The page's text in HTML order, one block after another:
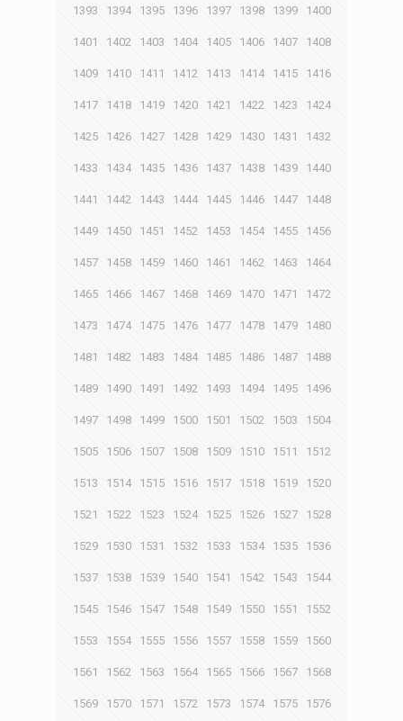
1393 1394 1395 1396 1397 1398 1399 1400
1401 1402 1403 1404 1405 1406 1407 1408
1409 1410 1411 1412 1413 1414 1415 1416
1417 1418 1419 1420 1421 1422 1423 1424
1425 1426 1427 1428 1429 1430 1431 1432
1433 1434 1435 1436 1437 1438 1439 1440
1441 1442 1443 1444 1445 1446 1447 1448
1449 1450 1451 1452 1453 1454 1455 1456
1457 1458 1459 1460 1461 1462 1463 1464
1465 1466 1467 1468 1469 1470 1471 1472
1473 1474 1475 1476 1477 1478 1479 1480
1481 1482 1483 1484 1485 1486 1487 1488
1489 1490 1491 1492 1493 1494 1495 1496
1497 1498 1499 1500 1501 1502 1503 1504
1505 1506 1507 1508 1509 1510 1511 1512
1513 1514 1515 1516 1517 1518 1519 1520
1521 1522 1523 1524 1525 1526 1527 1528
1529 1530 1531 1532 1533 1534 1535 1536
1537 1538 1539 1540 1541 1542 1543 1544
1545 1546 1547 1548 1549 1550 1551 1552
1553 1554 1555 1556 1557 1558 1559 1560
1561 1562 1563 1564 1565 1566 1567 1568
1569 1570 1571 1572 1573 1574 1575 1576